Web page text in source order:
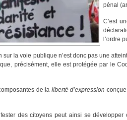
pénal
C’est
l’ordre
sur la voie publique n’est donc pas une
précisément, elle est protégée par le
de la liberté d’expression
des citoyens peut ainsi se